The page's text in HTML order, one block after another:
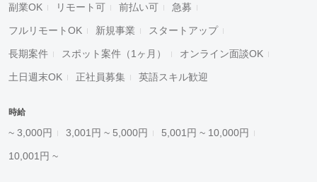
副業OK リモート可 前払い可 急募
フルリモートOK 新規事業 スタートアップ
長期案件 スポット案件（1ヶ月） オンライン面談OK
土日週末OK 正社員募集 英語スキル歓迎
時給
~ 3,000円 3,001円 ~ 5,000円 5,001円 ~ 10,000円
10,001円 ~